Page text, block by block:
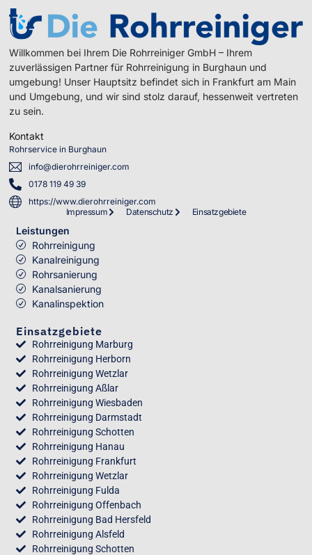
Willkommen bei Ihrem Die Rohrreiniger GmbH – Ihrem
zuverlässigen Partner für Rohrreinigung in Burghaun und
umgebung! Unser Hauptsitz befindet sich in Frankfurt am Main
und Umgebung, und wir sind stolz darauf, hessenweit vertreten
zu sein.
Kontakt
Rohrservice in Burghaun
info@dierohrreiniger.com
0178 119 49 39
https://www.dierohrreiniger.com
Impressum
Datenschutz Einsatzgebiete
Leistungen
Rohrreinigung
Kanalreinigung
Rohrsanierung
Kanalsanierung
Kanalinspektion
Einsatzgebiete
Rohrreinigung Marburg
Rohrreinigung Herborn
Rohrreinigung Wetzlar
Rohrreinigung Aßlar
Rohrreinigung Wiesbaden
Rohrreinigung Darmstadt
Rohrreinigung Schotten
Rohrreinigung Hanau
Rohrreinigung Frankfurt
Rohrreinigung Wetzlar
Rohrreinigung Fulda
Rohrreinigung Offenbach
Rohrreinigung Bad Hersfeld
Rohrreinigung Alsfeld
Rohrreinigung Schotten